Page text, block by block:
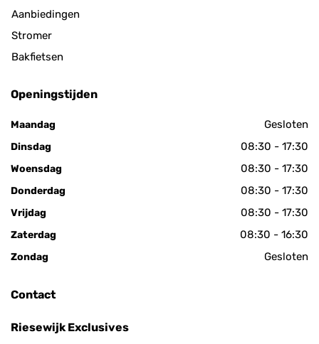
Aanbiedingen
Stromer
Bakfietsen
Openingstijden
Maandag Gesloten
Dinsdag 08:30 - 17:30
Woensdag 08:30 - 17:30
Donderdag 08:30 - 17:30
Vrijdag 08:30 - 17:30
Zaterdag 08:30 - 16:30
Zondag Gesloten
Contact
Riesewijk Exclusives